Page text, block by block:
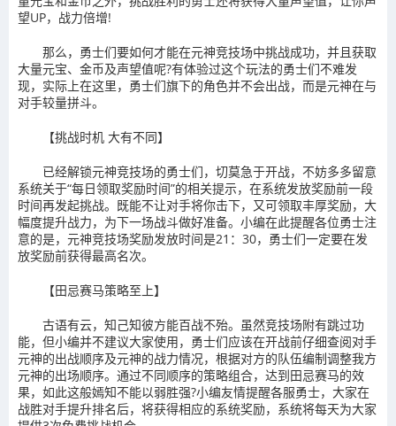
望UP，战力倍增!
那么，勇士们要如何才能在元神竞技场中挑战成功，并且获取
大量元宝、金币及声望值呢?有体验过这个玩法的勇士们不难发
现，实际上在这里，勇士们旗下的角色并不会出战，而是元神在与
对手较量拼斗。
【挑战时机 大有不同】
已经解锁元神竞技场的勇士们，切莫急于开战，不妨多多留意
系统关于“每日领取奖励时间”的相关提示，在系统发放奖励前一段
时间再发起挑战。既能不让对手将你击下，又可领取丰厚奖励，大
幅度提升战力，为下一场战斗做好准备。小编在此提醒各位勇士注
意的是，元神竞技场奖励发放时间是21：30，勇士们一定要在发
放奖励前获得最高名次。
【田忌赛马策略至上】
古语有云，知己知彼方能百战不殆。虽然竞技场附有跳过功
能，但小编并不建议大家使用，勇士们应该在开战前仔细查阅对手
元神的出战顺序及元神的战力情况，根据对方的队伍编制调整我方
元神的出场顺序。通过不同顺序的策略组合，达到田忌赛马的效
果，如此这般嫣知不能以弱胜强?小编友情提醒各服勇士，大家在
战胜对手提升排名后，将获得相应的系统奖励，系统将每天为大家